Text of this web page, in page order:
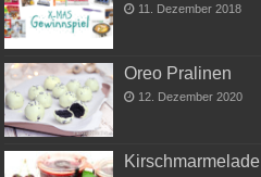
11. Dezember 2018
Oreo Pralinen
12. Dezember 2020
Kirschmarmelade